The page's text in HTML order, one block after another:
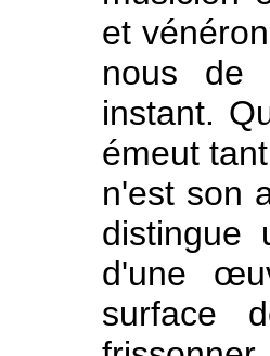
et
nous de
instant.
émeut
n'est son
distingue
d'une
surface